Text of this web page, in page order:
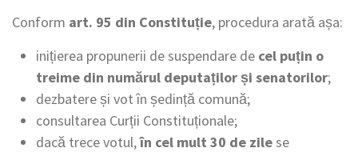
Conform art. 95 din Constituție, procedura arată așa:
inițierea propunerii de suspendare de cel puțin o
treime din numărul deputaților și senatorilor;
dezbatere și vot în ședință comună;
consultarea Curții Constituționale;
dacă trece votul,în cel mult 30 de zilese